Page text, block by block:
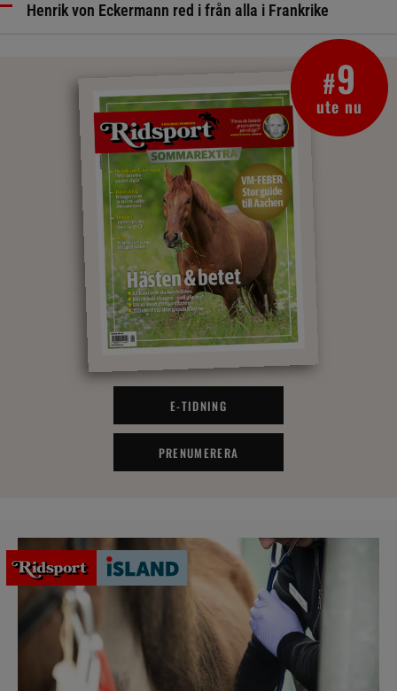
Henrik von Eckermann red i från alla i Frankrike
#9
ute nu
E-TIDNING
PRENUMERERA